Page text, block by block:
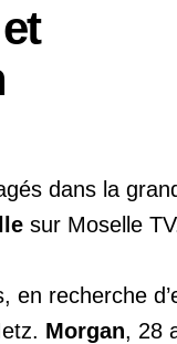
dans la
sur Moselle
en recherche
Morgan, 28